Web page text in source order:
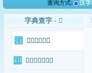
查询方式: 汉
字典查字 - 𦐚
𦐚字基本信息
𦐚字输入法查询